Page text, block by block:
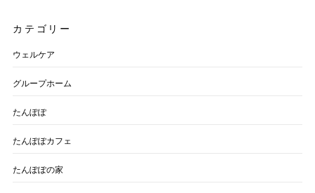
カテゴリー
ウェルケア
グループホーム
たんぽぽ
たんぽぽカフェ
たんぽぽの家